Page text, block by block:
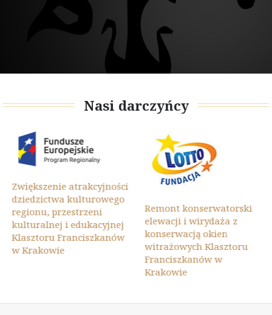
Nasi darczyńcy
Zwiększenie atrakcyjności
dziedzictwa kulturowego
regionu, przestrzeni
kulturalnej i edukacyjnej
Klasztoru Franciszkanów
w Krakowie
Remont konserwatorski
elewacji i wirydaża z
konserwacją okien
witrażowych Klasztoru
Franciszkanów w
Krakowie